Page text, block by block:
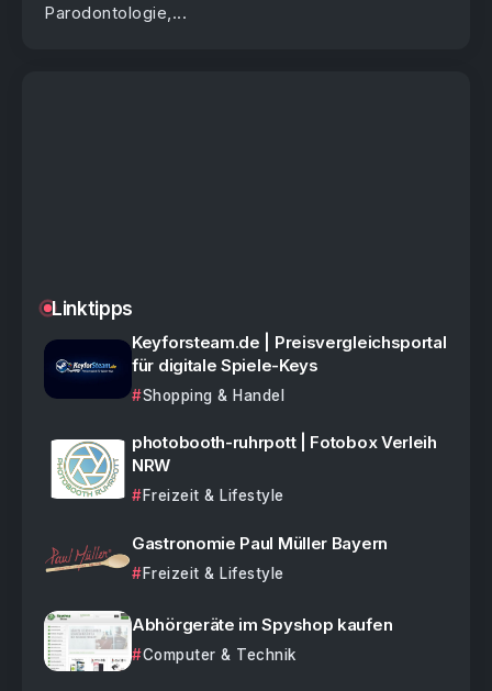
Parodontologie,...
Linktipps
Keyforsteam.de | Preisvergleichsportal
für digitale Spiele-Keys
Shopping & Handel
photobooth-ruhrpott | Fotobox Verleih
NRW
Freizeit & Lifestyle
Gastronomie Paul Müller Bayern
Freizeit & Lifestyle
Abhörgeräte im Spyshop kaufen
Computer & Technik